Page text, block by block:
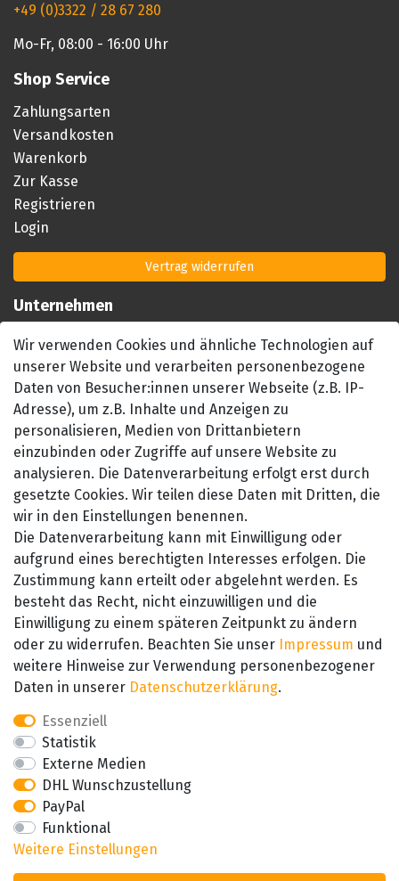
+49 (0)3322 / 28 67 280
Mo-Fr, 08:00 - 16:00 Uhr
Shop Service
Zahlungsarten
Versandkosten
Warenkorb
Zur Kasse
Registrieren
Login
Vertrag widerrufen
Unternehmen
Impressum
AGB
Datenschutzerklärung
Barrierefreiheitserklärung
Widerrufsrecht
Kontakt
SEHR GUT
4.89 / 5
aus 657 Bewertungen
bei: amazon.de,
amazon.fr, amazon.it
Wir verwenden Cookies und ähnliche Technologien auf
unserer Website und verarbeiten personenbezogene
Daten von Besucher:innen unserer Webseite (z.B. IP-
Adresse), um z.B. Inhalte und Anzeigen zu
personalisieren, Medien von Drittanbietern
einzubinden oder Zugriffe auf unsere Website zu
analysieren. Die Datenverarbeitung erfolgt erst durch
gesetzte Cookies. Wir teilen diese Daten mit Dritten, die
wir in den Einstellungen benennen.
Die Datenverarbeitung kann mit Einwilligung oder
aufgrund eines berechtigten Interesses erfolgen. Die
Zustimmung kann erteilt oder abgelehnt werden. Es
besteht das Recht, nicht einzuwilligen und die
Einwilligung zu einem späteren Zeitpunkt zu ändern
oder zu widerrufen. Beachten Sie unser Impressum und
weitere Hinweise zur Verwendung personenbezogener
Daten in unserer Daten­schutz­erklärung.
Essenziell
Statistik
Externe Medien
DHL Wunschzustellung
PayPal
Funktional
Weitere Einstellungen